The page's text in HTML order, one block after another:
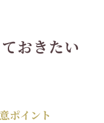
おきたい
ポイント